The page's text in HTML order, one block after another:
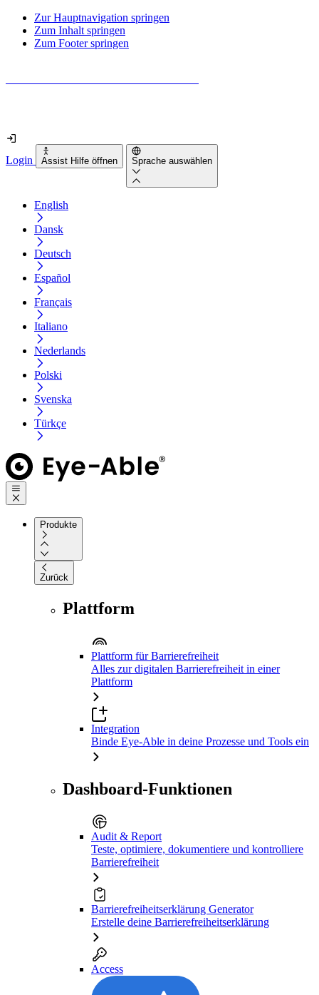
Zur Hauptnavigation springen
Zum Inhalt springen
Zum Footer springen
Login Assist Hilfe öffnen Sprache auswählen
English
Dansk
Deutsch
Español
Français
Italiano
Nederlands
Polski
Svenska
Türkçe
Produkte
Zurück
Plattform
Plattform für Barrierefreiheit
Alles zur digitalen Barrierefreiheit in einer
Plattform
Integration
Binde Eye-Able in deine Prozesse und Tools ein
Dashboard-Funktionen
Audit & Report
Teste, optimiere, dokumentiere und kontrolliere
Barrierefreiheit
Barrierefreiheitserklärung Generator
Erstelle deine Barrierefreiheitserklärung
Access